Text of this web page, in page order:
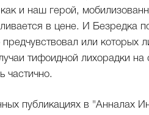
и наш герой,
в цене. И Безредка
или которых
тифоидной лихорадки
частично.
публикациях в "Анналах